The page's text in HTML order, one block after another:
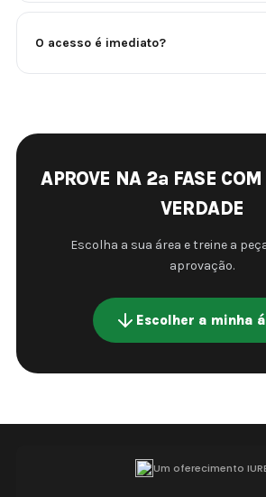
O acesso é imediato?
APROVE NA 2ª FASE
VERDADE
Escolha a sua área e treine a
aprovação.
Escolher a minha